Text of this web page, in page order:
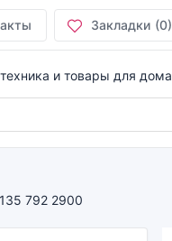
Закладки (0)
и товары для дома
792 2900